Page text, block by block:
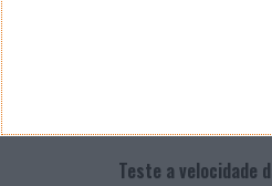
Teste a velocidade